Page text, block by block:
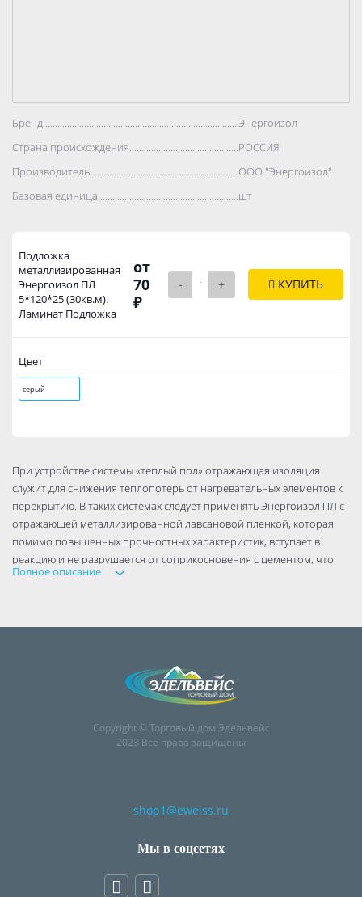
Бренд..................................................................................Энергоизол
Страна происхождения..................................................................................
РОССИЯ
Производитель..................................................................................
ООО "Энергоизол"
Базовая единица..................................................................................
шт
Подложка
металлизированная
Энергоизол ПЛ
5*120*25 (30кв.м).
Ламинат Подложка
от
70
₽
- + КУПИТЬ
Цвет
серый
При устройстве системы «теплый пол» отражающая изоляция
служит для снижения теплопотерь от нагревательных элементов к
перекрытию. В таких системах следует применять Энергоизол ПЛ с
отражающей металлизированной лавсановой пленкой, которая
помимо повышенных прочностных характеристик, вступает в
реакцию и не разрушается от соприкосновения с цементом, что
крайне важно!
Полное описание
Copyright © Торговый дом Эдельвейс
2023 Все права защищены
shop1@eweiss.ru
Мы в соцсетях